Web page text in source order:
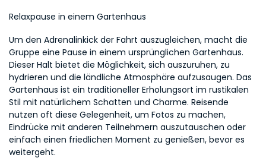
Relaxpause in einem Gartenhaus
Um den Adrenalinkick der Fahrt auszugleichen, macht die
Gruppe eine Pause in einem ursprünglichen Gartenhaus.
Dieser Halt bietet die Möglichkeit, sich auszuruhen, zu
hydrieren und die ländliche Atmosphäre aufzusaugen. Das
Gartenhaus ist ein traditioneller Erholungsort im rustikalen
Stil mit natürlichem Schatten und Charme. Reisende
nutzen oft diese Gelegenheit, um Fotos zu machen,
Eindrücke mit anderen Teilnehmern auszutauschen oder
einfach einen friedlichen Moment zu genießen, bevor es
weitergeht.